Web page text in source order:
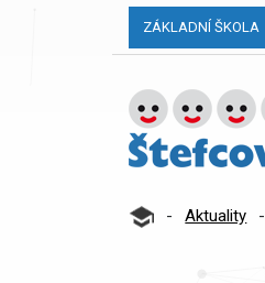
ZÁKLADNÍ ŠKOLA
- Aktuality -